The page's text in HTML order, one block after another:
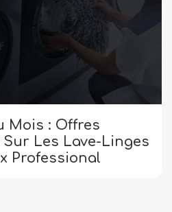
Mois : Offres
Les Lave-Linges
Professional